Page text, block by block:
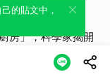
房」，科學家揭開
布貼
的貼文中，